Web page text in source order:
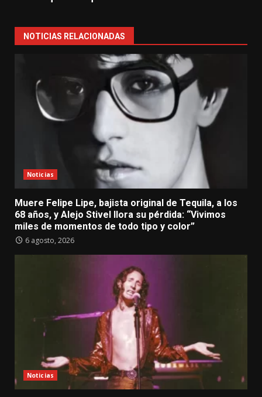
NOTICIAS RELACIONADAS
Noticias
Muere Felipe Lipe, bajista original de Tequila, a los
68 años, y Alejo Stivel llora su pérdida: “Vivimos
miles de momentos de todo tipo y color”
6 agosto, 2026
Noticias